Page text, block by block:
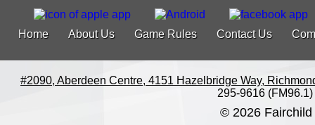
Home About Us Game Rules Contact Us
#2090, Aberdeen Centre, 4151 Hazelbridge Way,
295-9616 (FM96.1)
© 2026 Fairchild